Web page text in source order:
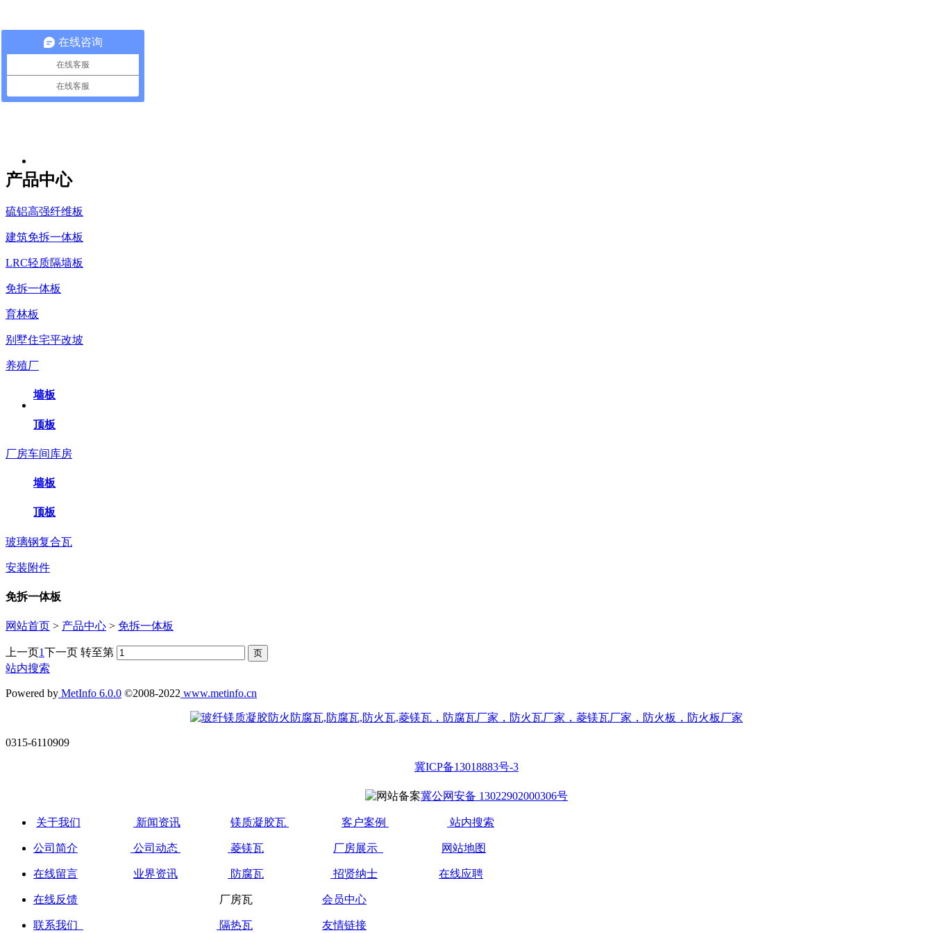
产品中心
硫铝高强纤维板
建筑免拆一体板
LRC轻质隔墙板
免拆一体板
育林板
别墅住宅平改坡
养殖厂
墙板
顶板
厂房车间库房
墙板
顶板
玻璃钢复合瓦
安装附件
免拆一体板
网站首页 > 产品中心 > 免拆一体板
上一页1下一页 转至第
站内搜索
Powered by MetInfo 6.0.0 ©2008-2022 www.metinfo.cn
0315-6110909
冀ICP备13018883号-3
冀公网安备 13022902000306号
关于我们 新闻资讯 镁质凝胶瓦 客户案例 站内搜索
公司简介 公司动态 菱镁瓦 厂房展示 网站地图
在线留言 业界资讯 防腐瓦 招贤纳士 在线应聘
在线反馈 厂房瓦 会员中心
联系我们 隔热瓦 友情链接
在线咨询
在线客服
在线客服